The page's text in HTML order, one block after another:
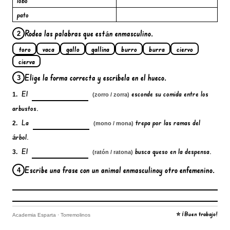
pato
2 Rodea las palabras que están enmasculino.
toro vaca gallo gallina burro burra
ciervo
cierva
3 Elige la forma correcta y escríbela en el hueco.
1. El (zorro / zorra) esconde su comida entre los
arbustos.
2. La (mono / mona) trepa por las ramas del
árbol.
3. El (ratón / ratona) busca queso en la despensa.
4 Escribe una frase con un animal enmasculinoy otro enfemenino.
Academia Esparta · Torremolinos ⭐ ¡Buen trabajo!